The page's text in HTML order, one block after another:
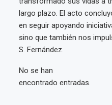
largo plazo. El acto
en seguir apoyando
sino que también nos
S. Fernández.
No se han
encontrado entradas.